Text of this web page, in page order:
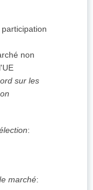
participation
non
sur les
:
marché: